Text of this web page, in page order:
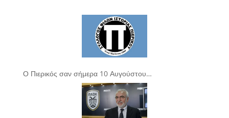
Ο Πιερικός σαν σήμερα 10 Αυγούστου…